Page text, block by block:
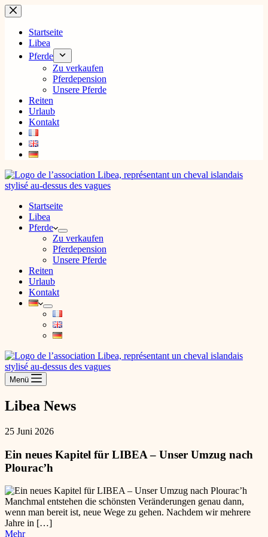
Zum
Inhalt
springenStartseite
Libea
Pferde
Zu verkaufen
Pferdepension
Unsere Pferde
Reiten
Urlaub
Kontakt
Startseite
Libea
Pferde
Zu verkaufen
Pferdepension
Unsere Pferde
Reiten
Urlaub
Kontakt
Menü
Libea News
25 Juni 2026
Ein neues Kapitel für LIBEA – Unser Umzug nach
Plourac’h
Manchmal entstehen die schönsten Veränderungen genau dann,
wenn man bereit ist, neue Wege zu gehen. Nachdem wir mehrere
Jahre in […]
Mehr